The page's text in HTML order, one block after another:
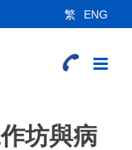
繁 ENG
坊與病